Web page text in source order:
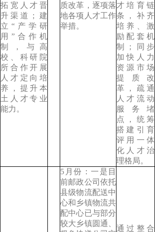
拓宽人才晋
升渠道；建
立“产学研
用”合作机
制，与高
校、科研院
所合作开展
人才定向培
养，提升本
土人才专业
能力。
质改革，逐项落
地各项人才工作
举措。
才培育链
条，补齐
培养、激
励配套机
制；同步
加快人力
资源市场
提质改
革，疏通
人才流动
服务堵
点，统筹
搭建引育
评用一体
化人才治
理格局。
5月份：一是目
前邮政公司依托
县级物流配送中
心和乡镇物流共
配中心已与部分
较大乡镇圆通、
通过整合